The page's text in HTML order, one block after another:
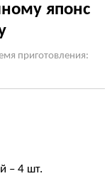
японс
приготовления:
– 4 шт.